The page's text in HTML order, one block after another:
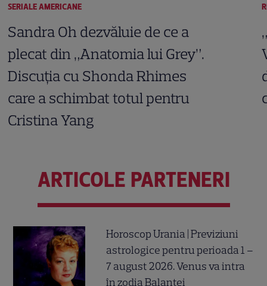
SERIALE AMERICANE
Sandra Oh dezvăluie de ce a
plecat din „Anatomia lui Grey”.
Discuția cu Shonda Rhimes
care a schimbat totul pentru
Cristina Yang
ARTICOLE PARTENERI
Horoscop Urania | Previziuni
astrologice pentru perioada 1 –
7 august 2026. Venus va intra
în zodia Balanței